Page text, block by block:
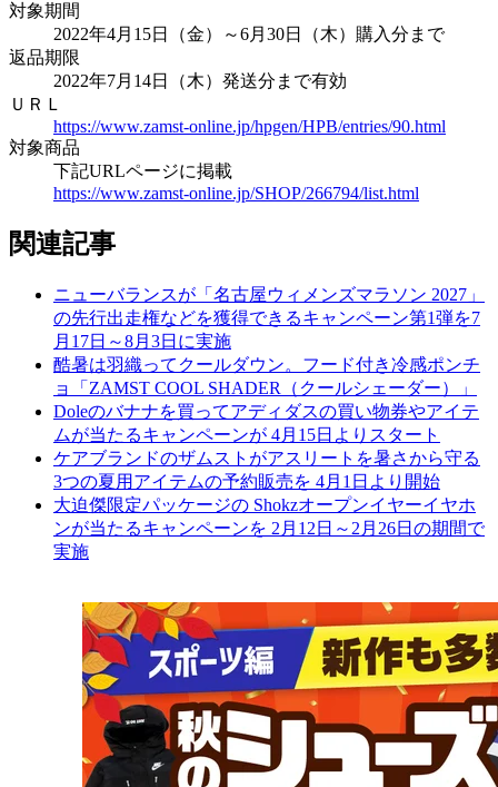
対象期間
2022年4月15日（金）～6月30日（木）購入分まで
返品期限
2022年7月14日（木）発送分まで有効
ＵＲＬ
https://www.zamst-online.jp/hpgen/HPB/entries/90.html
対象商品
下記URLページに掲載
https://www.zamst-online.jp/SHOP/266794/list.html
関連記事
ニューバランスが「名古屋ウィメンズマラソン 2027」
の先行出走権などを獲得できるキャンペーン第1弾を7
月17日～8月3日に実施
酷暑は羽織ってクールダウン。フード付き冷感ポンチ
ョ「ZAMST COOL SHADER（クールシェーダー）」
Doleのバナナを買ってアディダスの買い物券やアイテ
ムが当たるキャンペーンが 4月15日よりスタート
ケアブランドのザムストがアスリートを暑さから守る
3つの夏用アイテムの予約販売を 4月1日より開始
大迫傑限定パッケージの Shokzオープンイヤーイヤホ
ンが当たるキャンペーンを 2月12日～2月26日の期間で
実施